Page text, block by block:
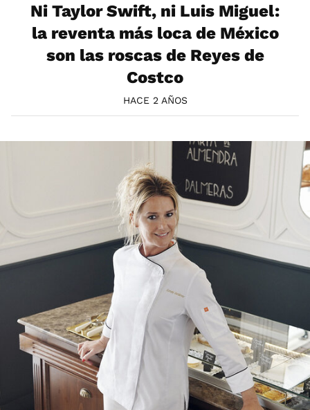
Ni Taylor Swift, ni Luis Miguel:
la reventa más loca de México
son las roscas de Reyes de
Costco
HACE 2 AÑOS